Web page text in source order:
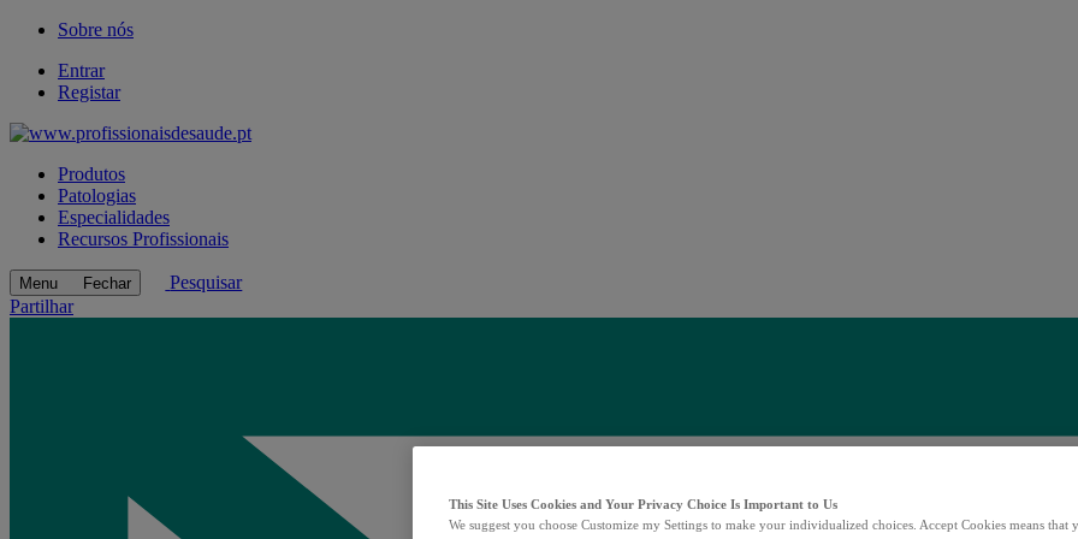
Sobre nós
Entrar
Registar
Produtos
Patologias
Especialidades
Recursos Profissionais
Menu Fechar
Pesquisar
Partilhar
This Site Uses Cookies and Your Privacy Choice Is Important to Us
We suggest you choose Customize my Settings to make your individualized choices. Accept Cookies means that